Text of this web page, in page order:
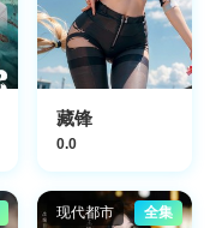
藏锋
0.0
现代都市 全集